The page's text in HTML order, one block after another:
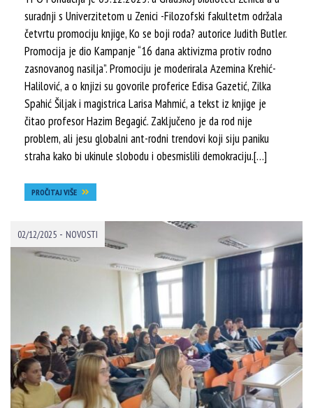
suradnji s Univerzitetom u Zenici -Filozofski fakultetm održala
četvrtu promociju knjige, Ko se boji roda? autorice Judith Butler.
Promocija je dio Kampanje “16 dana aktivizma protiv rodno
zasnovanog nasilja”. Promociju je moderirala Azemina Krehić-
Halilović, a o knjizi su govorile proferice Edisa Gazetić, Zilka
Spahić Šiljak i magistrica Larisa Mahmić, a tekst iz knjige je
čitao profesor Hazim Begagić. Zaključeno je da rod nije
problem, ali jesu globalni ant-rodni trendovi koji siju paniku
straha kako bi ukinule slobodu i obesmislili demokraciju.[…]
PROČITAJ VIŠE
02/12/2025 - NOVOSTI